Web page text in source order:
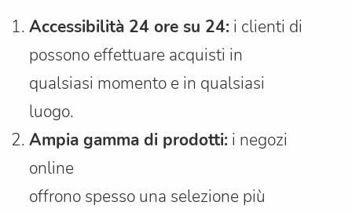
Accessibilità 24 ore su 24: i clienti di
possono effettuare acquisti in
qualsiasi momento e in qualsiasi
luogo.
Ampia gamma di prodotti: i negozi
online
offrono spesso una selezione più